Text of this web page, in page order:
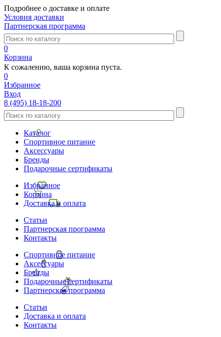
Подробнее о доставке и оплате
Условия доставки
Партнерская программа
0
Корзина
К сожалению, ваша корзина пуста.
0
Избранное
Вход
8 (495) 18-18-200
Каталог
Спортивное питание
Аксессуары
Бренды
Подарочные сертификаты
Избранное
Корзина
Доставка и оплата
Статьи
Партнерская программа
Контакты
Спортивное питание
Аксессуары
Бренды
Подарочные сертификаты
Партнерская программа
Статьи
Доставка и оплата
Контакты